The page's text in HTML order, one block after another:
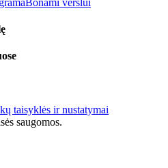
taisyklės ir nustatymai
saugomos.